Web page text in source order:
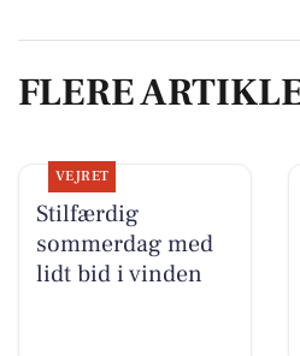
FLERE
VEJRET
Stilfærdig
sommerdag med
lidt bid i vinden